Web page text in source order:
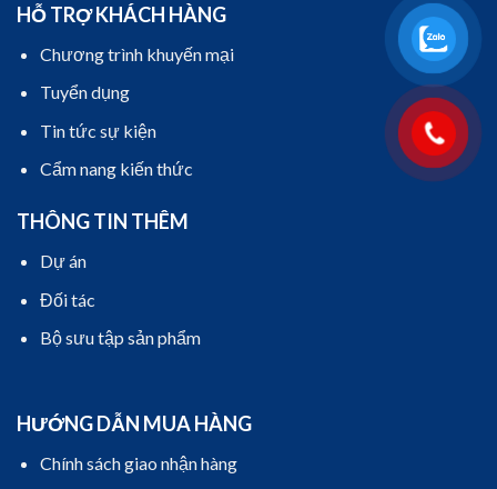
HỖ TRỢ KHÁCH HÀNG
Chương trình khuyến mại
Tuyển dụng
Tin tức sự kiện
Cẩm nang kiến thức
THÔNG TIN THÊM
Dự án
Đối tác
Bộ sưu tập sản phẩm
HƯỚNG DẪN MUA HÀNG
Chính sách giao nhận hàng